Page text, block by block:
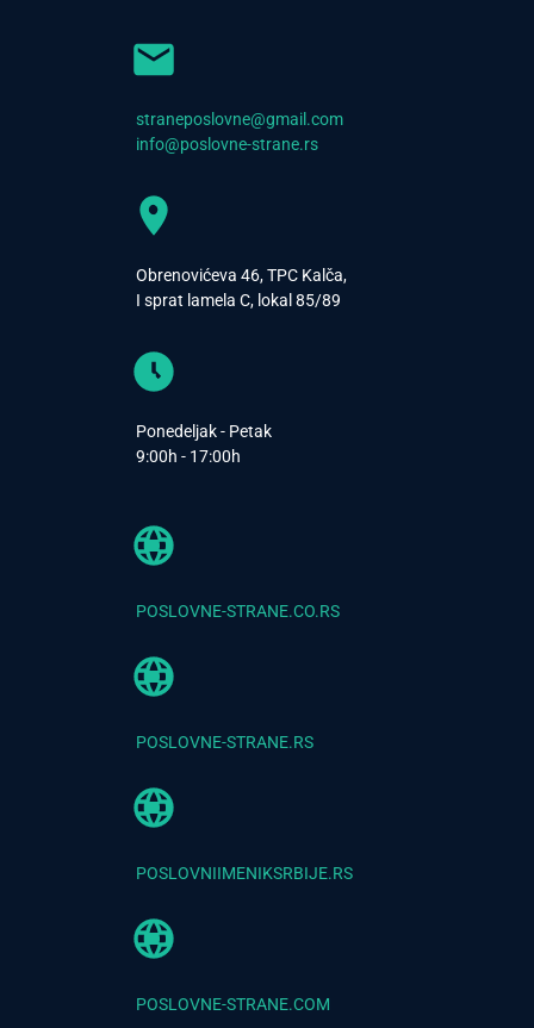
straneposlovne@gmail.com
info@poslovne-strane.rs
Obrenovićeva 46, TPC Kalča,
I sprat lamela C, lokal 85/89
Ponedeljak - Petak
9:00h - 17:00h
POSLOVNE-STRANE.CO.RS
POSLOVNE-STRANE.RS
POSLOVNIIMENIKSRBIJE.RS
POSLOVNE-STRANE.COM